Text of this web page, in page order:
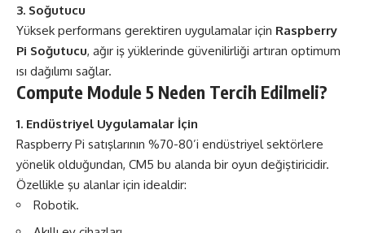
3. Soğutucu
Yüksek performans gerektiren uygulamalar için Raspberry
Pi Soğutucu, ağır iş yüklerinde güvenilirliği artıran optimum
ısı dağılımı sağlar​.
Compute Module 5 Neden Tercih Edilmeli?
1. Endüstriyel Uygulamalar İçin
Raspberry Pi satışlarının %70-80’i endüstriyel sektörlere
yönelik olduğundan, CM5 bu alanda bir oyun değiştiricidir.
Özellikle şu alanlar için idealdir:
Robotik.